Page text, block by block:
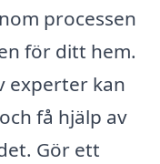
processen
för ditt hem.
experter kan
få hjälp av
Gör ett